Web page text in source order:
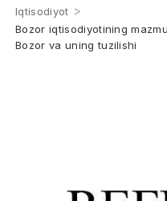
Iqtisodiyot >
Bozor iqtisodiyotining
Bozor va uning tuzilishi